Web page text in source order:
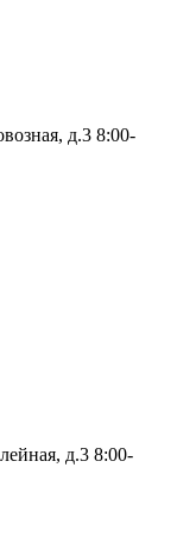
д.3 8:00-
д.3 8:00-